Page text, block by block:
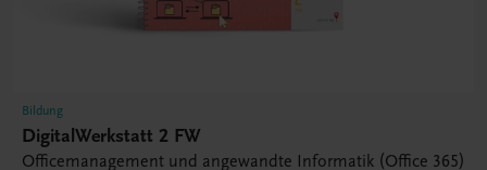
Bildung
DigitalWerkstatt 2 FW
Officemanagement und angewandte Informatik (Office 365)